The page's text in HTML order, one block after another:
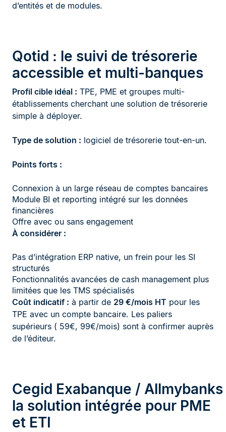
d’entités et de modules.
Qotid : le suivi de trésorerie
accessible et multi-banques
Profil cible idéal : TPE, PME et groupes multi-
établissements cherchant une solution de trésorerie
simple à déployer.
Type de solution : logiciel de trésorerie tout-en-un.
Points forts :
Connexion à un large réseau de comptes bancaires
Module BI et reporting intégré sur les données
financières
Offre avec ou sans engagement
À considérer :
Pas d’intégration ERP native, un frein pour les SI
structurés
Fonctionnalités avancées de cash management plus
limitées que les TMS spécialisés
Coût indicatif : à partir de 29 €/mois HT pour les
TPE avec un compte bancaire. Les paliers
supérieurs ( 59€, 99€/mois) sont à confirmer auprès
de l’éditeur.
Cegid Exabanque / Allmybanks
la solution intégrée pour PME
et ETI